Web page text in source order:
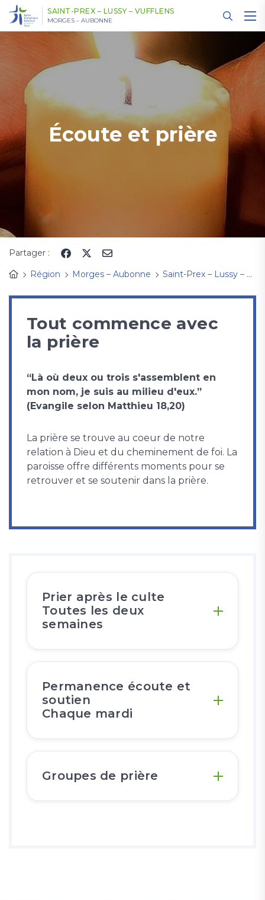
SAINT-PREX – LUSSY – VUFFLENS
MORGES – AUBONNE
Écoute et prière
Partager :
Région
Morges – Aubonne Saint-Prex – Lussy – Vufflens
Tout commence avec
la prière
“Là où deux ou trois s'assemblent en
mon nom, je suis au milieu d'eux.”
(Evangile selon Matthieu 18,20)
La prière se trouve au coeur de notre
relation à Dieu et du cheminement de foi. La
paroisse offre différents moments pour se
retrouver et se soutenir dans la prière.
Prier après le culte
Toutes les deux
semaines
Permanence écoute et
soutien
Chaque mardi
Groupes de prière
Panneau de gestion des cookies